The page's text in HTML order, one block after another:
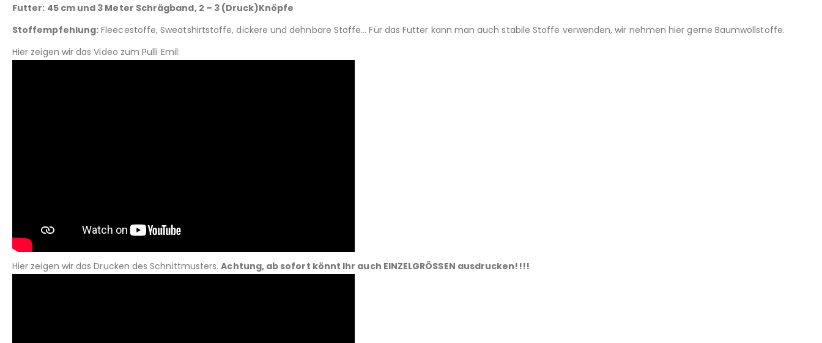
Futter: 45 cm und 3 Meter Schrägband, 2 – 3 (Druck)Knöpfe
Stoffempfehlung: Fleecestoffe, Sweatshirtstoffe, dickere und dehnbare Stoffe… Für das Futter kann man auch stabile Stoffe verwenden, wir nehmen hier gerne Baumwollstoffe.
Hier zeigen wir das Video zum Pulli Emil:
Hier zeigen wir das Drucken des Schnittmusters.Achtung, ab sofort könnt Ihr auch EINZELGRÖSSEN ausdrucken!!!!